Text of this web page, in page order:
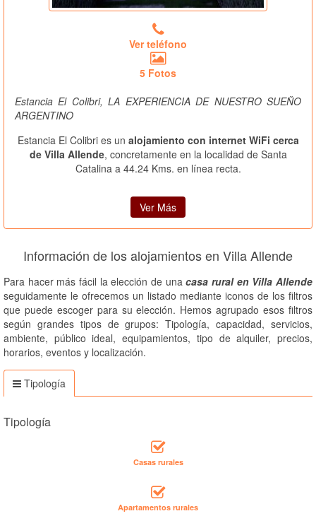
Ver teléfono
5 Fotos
Estancia El Colibri, LA EXPERIENCIA DE NUESTRO SUEÑO
ARGENTINO
Estancia El Colibri es un alojamiento con internet WiFi cerca
de Villa Allende, concretamente en la localidad de Santa
Catalina a 44.24 Kms. en línea recta.
Ver Más
Información de los alojamientos en Villa Allende
Para hacer más fácil la elección de unacasa rural en Villa Allende
seguidamente le ofrecemos un listado mediante iconos de los filtros
que puede escoger para su elección. Hemos agrupado esos filtros
según grandes tipos de grupos: Tipología, capacidad, servicios,
ambiente, público ideal, equipamientos, tipo de alquiler, precios,
horarios, eventos y localización.
Tipología
Tipología
Casas rurales
Apartamentos rurales